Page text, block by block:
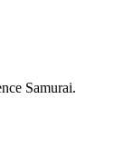
Samurai.